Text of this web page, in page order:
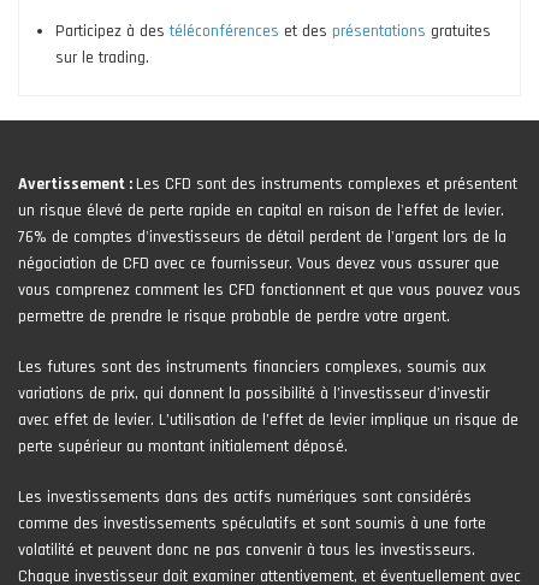
Participez à destéléconférences et des présentations gratuites
sur le trading.
Avertissement : Les CFD sont des instruments complexes et présentent
un risque élevé de perte rapide en capital en raison de l'effet de levier.
76% de comptes d'investisseurs de détail perdent de l'argent lors de la
négociation de CFD avec ce fournisseur. Vous devez vous assurer que
vous comprenez comment les CFD fonctionnent et que vous pouvez vous
permettre de prendre le risque probable de perdre votre argent.
Les futures sont des instruments financiers complexes, soumis aux
variations de prix, qui donnent la possibilité à l’investisseur d’investir
avec effet de levier. L’utilisation de l’effet de levier implique un risque de
perte supérieur au montant initialement déposé.
Les investissements dans des actifs numériques sont considérés
comme des investissements spéculatifs et sont soumis à une forte
volatilité et peuvent donc ne pas convenir à tous les investisseurs.
Chaque investisseur doit examiner attentivement, et éventuellement avec